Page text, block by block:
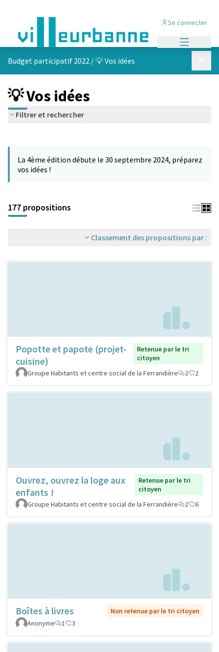
Se connecter
Budget participatif 2022 /💡 Vos idées
💡 Vos idées
Filtrer et rechercher
−
La 4ème édition débute le 30 septembre 2024, préparez
vos idées !
177 propositions
Classement des propositions par :
Popotte et papote (projet-
cuisine)
Retenue par le tri
citoyen
Groupe Habitants et centre social de la Ferrandière
2 2
Ouvrez, ouvrez la loge aux
enfants !
Retenue par le tri
citoyen
Groupe Habitants et centre social de la Ferrandière
2 6
Boîtes à livres
Non retenue par le tri citoyen
Anonyme
1 3